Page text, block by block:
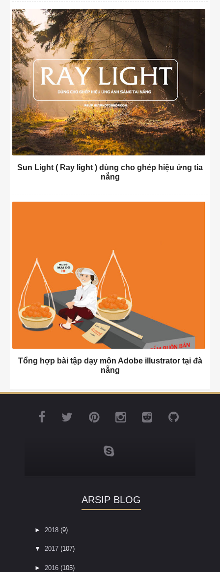
Sun Light ( Ray light ) dùng cho ghép hiệu ứng tia
nắng
Tổng hợp bài tập dạy môn Adobe illustrator tại đà
nẵng
ARSIP BLOG
► 2018 (9)
▼ 2017 (107)
► 2016 (105)